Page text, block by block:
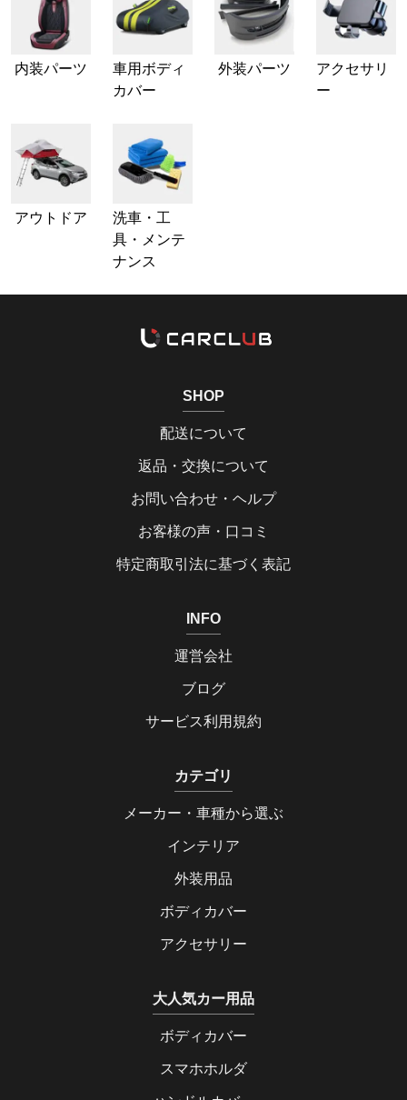
内装パーツ
車用ボディ
カバー
外装パーツ
アクセサリ
ー
アウトドア
洗車・工
具・メンテ
ナンス
SHOP
配送について
返品・交換について
お問い合わせ・ヘルプ
お客様の声・口コミ
特定商取引法に基づく表記
INFO
運営会社
ブログ
サービス利用規約
カテゴリ
メーカー・車種から選ぶ
インテリア
外装用品
ボディカバー
アクセサリー
大人気カー用品
ボディカバー
スマホホルダ